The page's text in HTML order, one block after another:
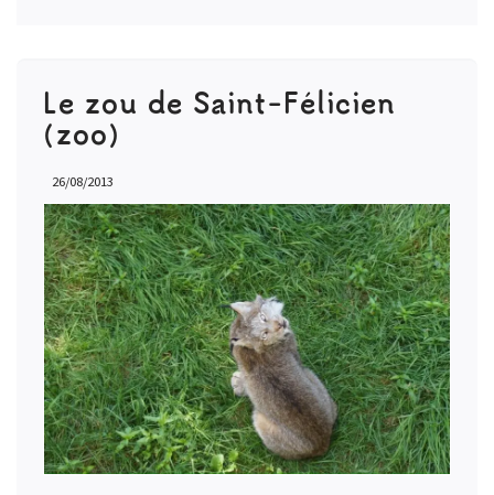
Le zou de Saint-Félicien
(zoo)
26/08/2013